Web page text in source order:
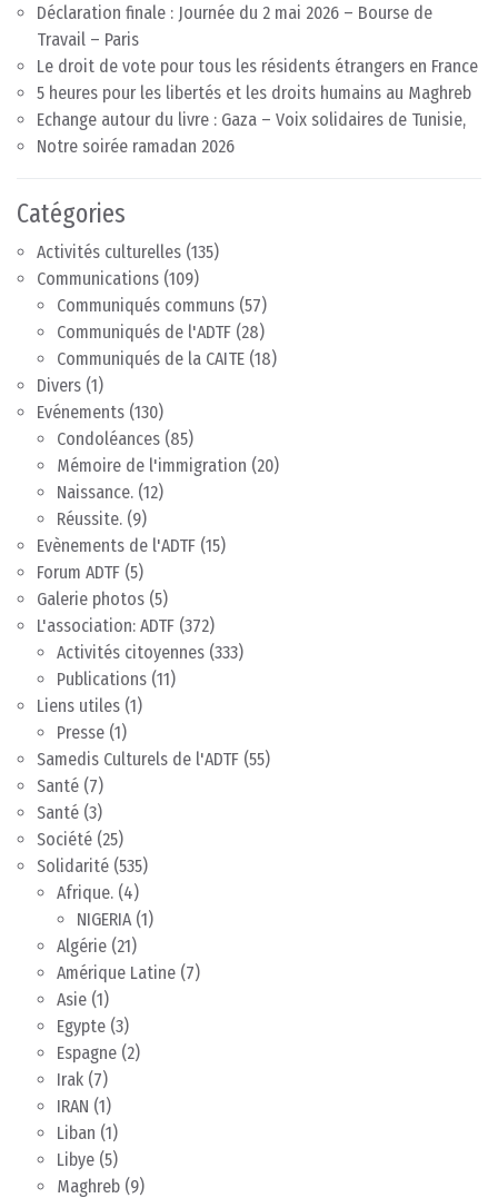
Déclaration finale : Journée du 2 mai 2026 – Bourse de
Travail – Paris
Le droit de vote pour tous les résidents étrangers en France
5 heures pour les libertés et les droits humains au Maghreb
Echange autour du livre : Gaza – Voix solidaires de Tunisie,
Notre soirée ramadan 2026
Catégories
Activités culturelles (135)
Communications (109)
Communiqués communs (57)
Communiqués de l'ADTF (28)
Communiqués de la CAITE (18)
Divers (1)
Evénements (130)
Condoléances (85)
Mémoire de l'immigration (20)
Naissance. (12)
Réussite. (9)
Evènements de l'ADTF (15)
Forum ADTF (5)
Galerie photos (5)
L'association: ADTF (372)
Activités citoyennes (333)
Publications (11)
Liens utiles (1)
Presse (1)
Samedis Culturels de l'ADTF (55)
Santé (7)
Santé (3)
Société (25)
Solidarité (535)
Afrique. (4)
NIGERIA(1)
Algérie (21)
Amérique Latine (7)
Asie (1)
Egypte (3)
Espagne (2)
Irak (7)
IRAN (1)
Liban (1)
Libye (5)
Maghreb (9)